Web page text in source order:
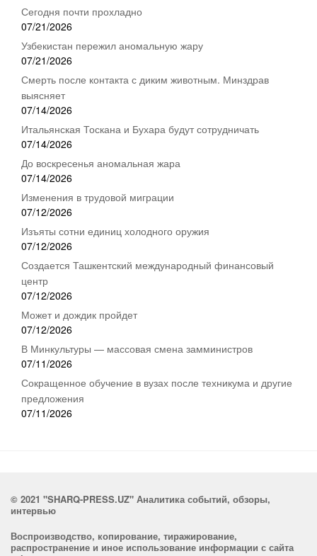
Сегодня почти прохладно
07/21/2026
Узбекистан пережил аномальную жару
07/21/2026
Смерть после контакта с диким животным. Минздрав
выясняет
07/14/2026
Итальянская Тоскана и Бухара будут сотрудничать
07/14/2026
До воскресенья аномальная жара
07/14/2026
Изменения в трудовой миграции
07/12/2026
Изъяты сотни единиц холодного оружия
07/12/2026
Создается Ташкентский международный финансовый
центр
07/12/2026
Может и дождик пройдет
07/12/2026
В Минкультуры — массовая смена замминистров
07/11/2026
Сокращенное обучение в вузах после техникума и другие
предложения
07/11/2026
© 2021 "SHARQ-PRESS.UZ" Аналитика событий, обзоры,
интервью
Воспроизводство, копирование, тиражирование,
распространение и иное использование информации с сайта